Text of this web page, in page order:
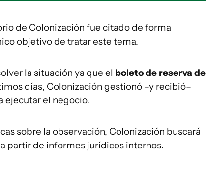
de Colonización fue citado de forma
objetivo de tratar este tema.
la situación ya que el boleto de reserva de
días, Colonización gestionó –y recibió–
ejecutar el negocio.
sobre la observación, Colonización buscará
partir de informes jurídicos internos.